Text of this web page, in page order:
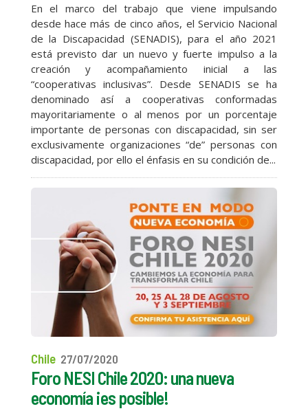
En el marco del trabajo que viene impulsando
desde hace más de cinco años, el Servicio Nacional
de la Discapacidad (SENADIS), para el año 2021
está previsto dar un nuevo y fuerte impulso a la
creación y acompañamiento inicial a las
“cooperativas inclusivas”. Desde SENADIS se ha
denominado así a cooperativas conformadas
mayoritariamente o al menos por un porcentaje
importante de personas con discapacidad, sin ser
exclusivamente organizaciones “de” personas con
discapacidad, por ello el énfasis en su condición de...
Chile 27/07/2020
Foro NESI Chile 2020: una nueva
economía ¡es posible!